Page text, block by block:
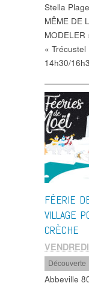
Stella
MÊME DE
MODELER
«
14h30/
FÉERIE
VILLAGE
CRÈCHE
Découverte
Abbeville